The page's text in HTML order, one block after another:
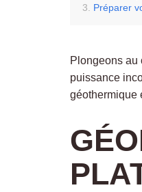
Préparer
Plongeons au
puissance
géothermique